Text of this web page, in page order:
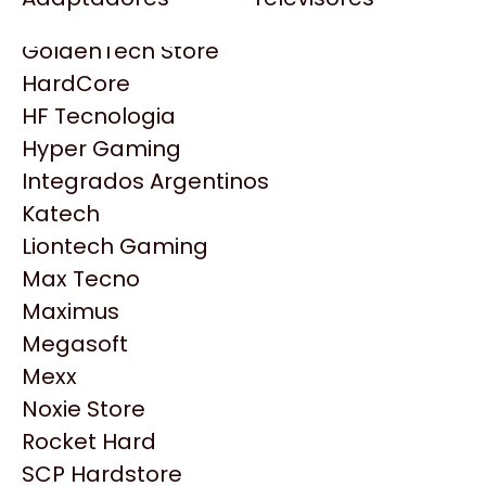
HP
HyperX
INNO3D
Intel
Kingston
Lenovo
Logitech
MSI
NVIDIA GeForce
NZXT
PNY
Palit
Philips
Gezatek
GoldenTech Store
HardCore
HF Tecnologia
Hyper Gaming
Integrados Argentinos
Katech
Liontech Gaming
Max Tecno
Maximus
Megasoft
Mexx
Noxie Store
Rocket Hard
SCP Hardstore
Productos
Similares